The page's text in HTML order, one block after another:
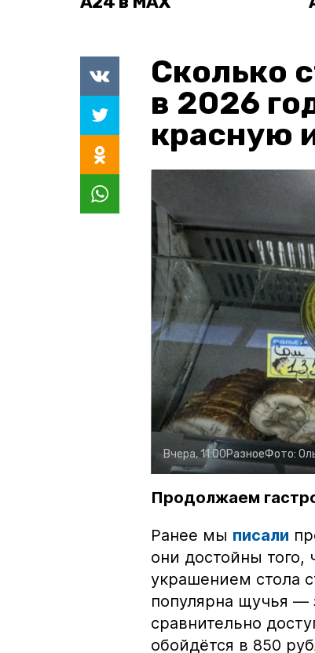
Сколько
в 2026
красную
Вчера, 11:00РазноеФото:
Продолжаем
Ранее мы писали
они достойны того,
украшением стола
популярна щучья —
сравнительно
обойдётся в 850